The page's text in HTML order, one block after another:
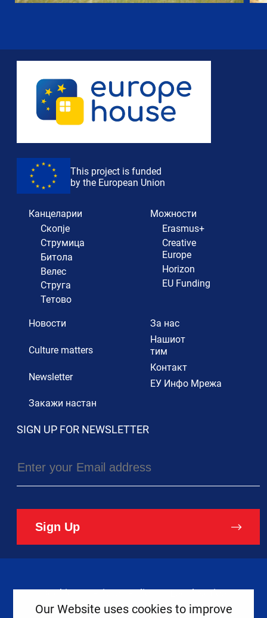
This project is funded
by the European Union
Канцеларии
Скопје
Струмица
Битола
Велес
Струга
Тетово
Можности
Erasmus+
Creative
Europe
Horizon
EU Funding
Новости
Culture matters
Newsletter
Закажи настан
За нас
Нашиот
тим
Контакт
ЕУ Инфо Мрежа
SIGN UP FOR NEWSLETTER
Sign Up
Cookies Privacy Policy Legal Notice
Our Website uses cookies to improve